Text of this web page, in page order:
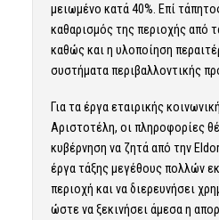
μειωμένο κατά 40%. Επί
καθαρισμός της περιοχής από
καθώς και η υλοποίηση
συστήματα περιβαλλοντικής
Για τα έργα εταιρικής
Αριστοτέλη, οι πληροφορίες
κυβέρνηση να ζητά από την
έργα τάξης μεγέθους πολλών
περιοχή και να διερευνήσει
ώστε να ξεκινήσει άμεσα η